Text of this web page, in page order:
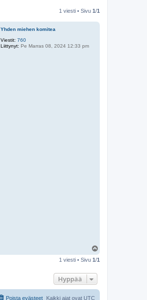
1 viesti • Sivu 1/1
Yhden miehen komitea
Viestit: 760
Liittynyt: Pe Marras 08, 2024 12:33 pm
ö
1 viesti • Sivu 1/1
Hyppää
Kaikki ajat ovat UTC
Poista evästeet